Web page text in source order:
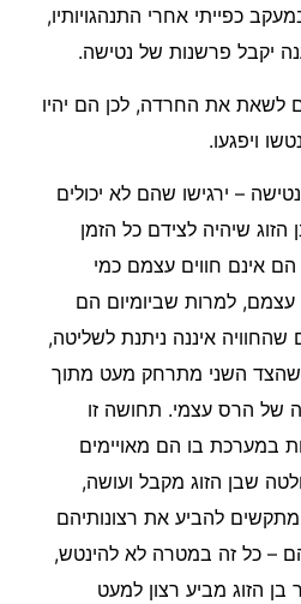
כפייתי אחרי התנהגויותיו,
יקבל פרשנות של נטישה.
לשאת את החרדה, לכן הם יהיו
ויפגעו.
– ירגישו שהם לא יכולים
הזוג שיהיה לצידם כל הזמן
אינם חווים עצמם כמי
עצמם, למרות שביומיום הם
איננה ניתנת לשליטה,
שהצד השני מתרחק מעט מתוך
של הרס עצמי. תחושה זו
במערכת בו הם מאויימים
שבן הזוג מקבל ועושה,
להביע את רצונותיהם
– כל זה במטרה לא להינטש,
הזוג מביע רצון למעט